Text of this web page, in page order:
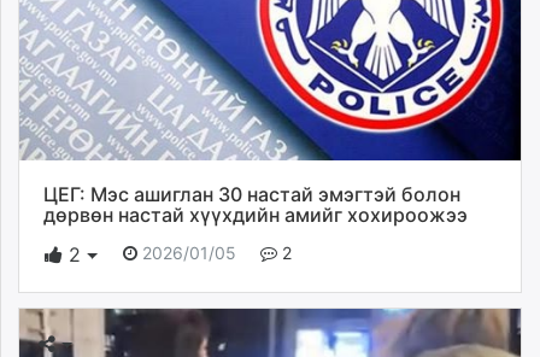
ЦЕГ: Мэс ашиглан 30 настай эмэгтэй болон
дөрвөн настай хүүхдийн амийг хохироожээ
2
2026/01/05 2